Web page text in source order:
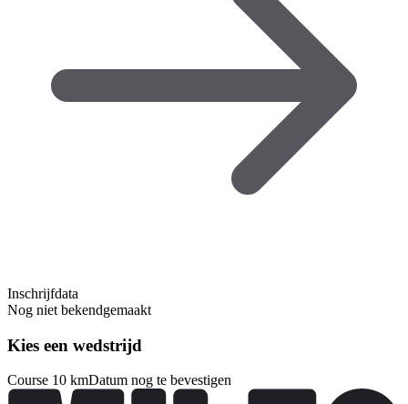
Inschrijfdata
Nog niet bekendgemaakt
Kies een wedstrijd
Course 10 kmDatum nog te bevestigen